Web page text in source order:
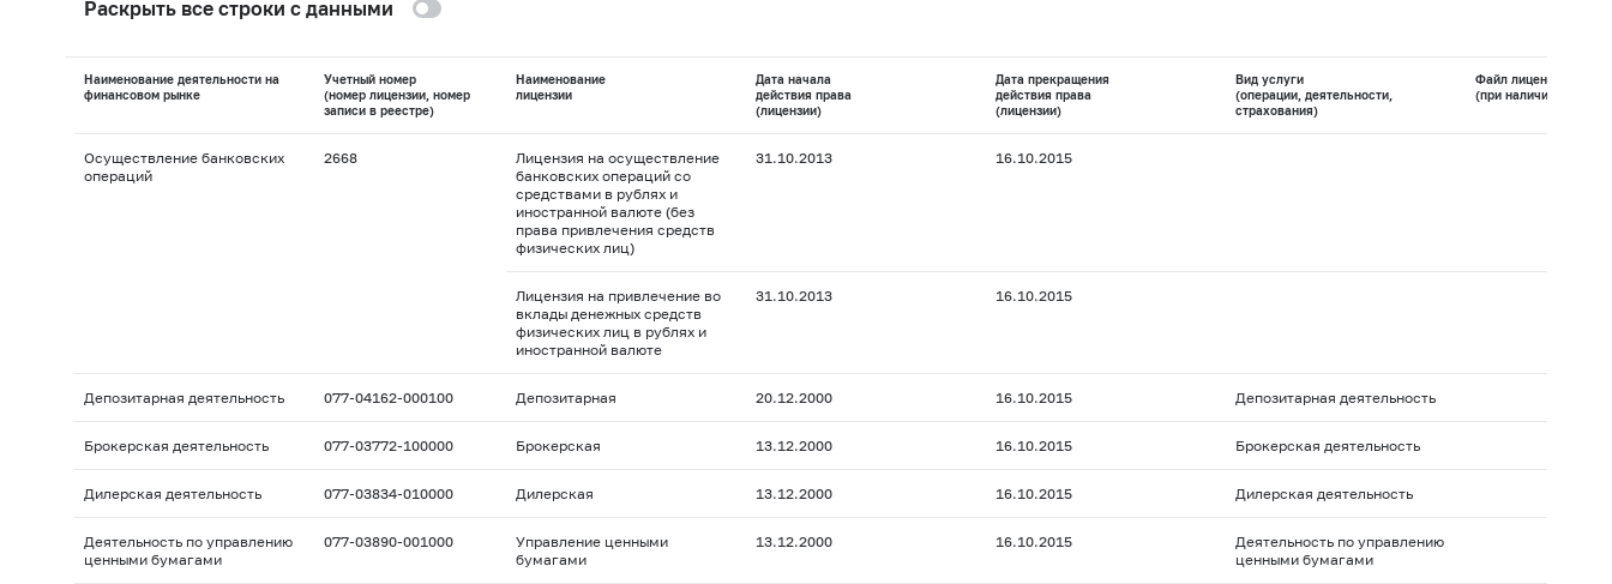
Раскрыть все строки с данными
Наименование деятельности на
финансовом рынке
Учетный номер
(номер лицензии, номер
записи в реестре)
Наименование
лицензии
Дата начала
действия права
(лицензии)
Дата прекращения
действия права
(лицензии)
Вид услуги
(операции, деятельности,
страхования)
Файл лицензии
(при наличии)
Осуществление банковских
операций
2668
Лицензия на осуществление
банковских операций со
средствами в рублях и
иностранной валюте (без
права привлечения средств
физических лиц)
31.10.2013 16.10.2015
Лицензия на привлечение во
вклады денежных средств
физических лиц в рублях и
иностранной валюте
31.10.2013 16.10.2015
Депозитарная деятельность 077-04162-000100 Депозитарная 20.12.2000 16.10.2015 Депозитарная деятельность
Брокерская деятельность 077-03772-100000 Брокерская 13.12.2000 16.10.2015 Брокерская деятельность
Дилерская деятельность 077-03834-010000 Дилерская 13.12.2000 16.10.2015 Дилерская деятельность
Деятельность по управлению
ценными бумагами
077-03890-001000
Управление ценными
бумагами
13.12.2000 16.10.2015
Деятельность по управлению
ценными бумагами